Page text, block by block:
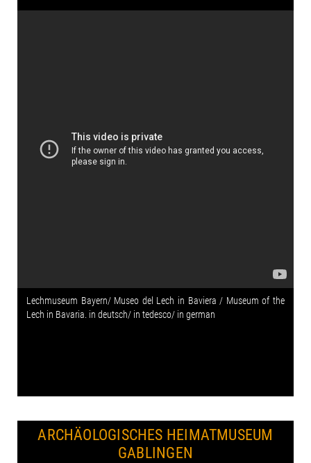
Lechmuseum Bayern/ Museo del Lech in Baviera / Museum of the
Lech in Bavaria. in deutsch/ in tedesco/ in german
ARCHÄOLOGISCHES HEIMATMUSEUM
GABLINGEN